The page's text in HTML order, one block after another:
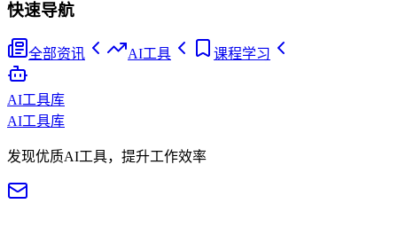
快速导航
全部资讯 AI工具 课程学习
AI工具库
AI工具库
发现优质AI工具，提升工作效率